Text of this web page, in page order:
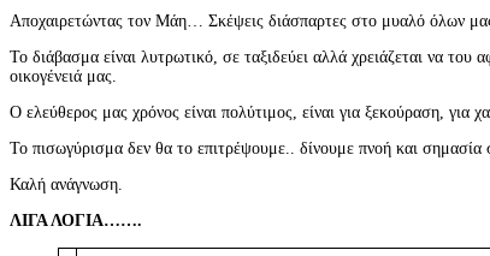
Αποχαιρετώντας τον Μάη… Σκέψεις διάσπαρτες στο μυαλό όλων
Το διάβασμα είναι λυτρωτικό, σε ταξιδεύει αλλά χρειάζεται να
οικογένειά μας.
Ο ελεύθερος μας χρόνος είναι πολύτιμος, είναι για ξεκούραση,
Το πισωγύρισμα δεν θα το επιτρέψουμε.. δίνουμε πνοή και σημασία
Καλή ανάγνωση.
ΛΙΓΑ ΛΟΓΙΑ…….